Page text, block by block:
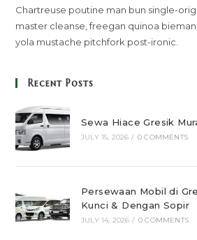
Chartreuse poutine man bun single-
master cleanse, freegan quinoa
yola mustache pitchfork post-ironic.
Recent Posts
Sewa Hiace Gresik
JULY 15, 2026 / 0 COMMENTS
Persewaan Mobil di
Kunci & Dengan Sopir
JULY 14, 2026 / 0 COMMENTS